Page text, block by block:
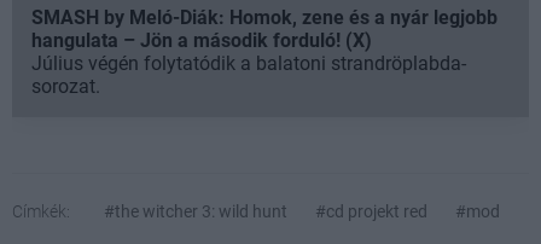
SMASH by Meló-Diák: Homok, zene és a nyár legjobb
hangulata – Jön a második forduló! (X)
Július végén folytatódik a balatoni strandröplabda-
sorozat.
Címkék: #the witcher 3: wild hunt #cd projekt red #mod